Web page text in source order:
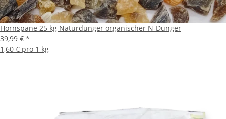
Hornspäne 25 kg Naturdünger organischer N-Dünger
39,99 € *
1,60 € pro 1 kg